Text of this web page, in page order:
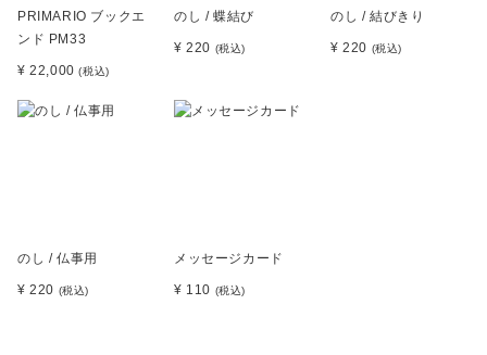
PRIMARIO ブックエ
ンド PM33
¥ 22,000(税込)
のし / 蝶結び
¥ 220 (税込)
のし / 結びきり
¥ 220 (税込)
のし / 仏事用
¥ 220 (税込)
メッセージカード
¥ 110 (税込)